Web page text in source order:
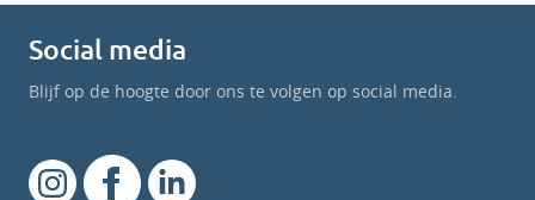
Social media
Blijf op de hoogte door ons te volgen op social media.